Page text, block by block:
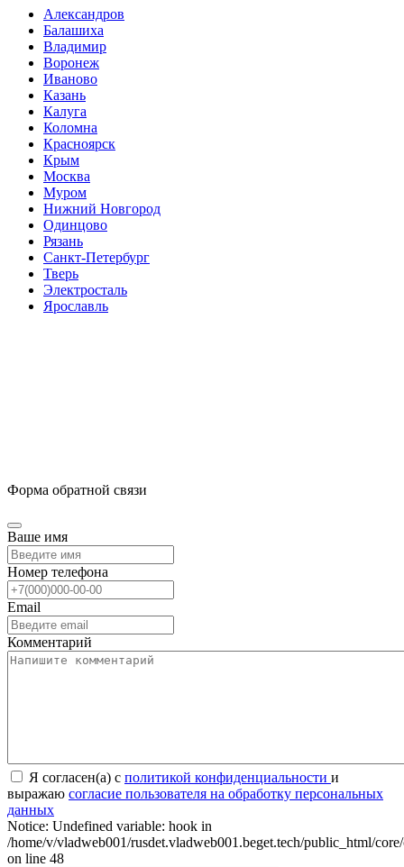
Александров
Балашиха
Владимир
Воронеж
Иваново
Казань
Калуга
Коломна
Красноярск
Крым
Москва
Муром
Нижний Новгород
Одинцово
Рязань
Санкт-Петербург
Тверь
Электросталь
Ярославль
Форма обратной связи
Ваше имя
Номер телефона
Email
Комментарий
Я согласен(а) с политикой конфиденциальности и
выражаю согласие пользователя на обработку персональных
данных
Notice: Undefined variable: hook in
/home/v/vladweb001/rusdet.vladweb001.beget.tech/public_html/
on line 48